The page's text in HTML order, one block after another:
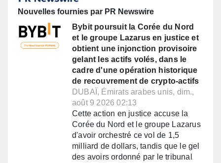
Nouvelles fournies par PR Newswire
Bybit poursuit la Corée du Nord
et le groupe Lazarus en justice et
obtient une injonction provisoire
gelant les actifs volés, dans le
cadre d'une opération historique
de recouvrement de crypto-actifs
DUBAÏ, Émirats arabes unis, dim.,
août 9 2026 02:13
Cette action en justice accuse la
Corée du Nord et le groupe Lazarus
d'avoir orchestré ce vol de 1,5
milliard de dollars, tandis que le gel
des avoirs ordonné par le tribunal